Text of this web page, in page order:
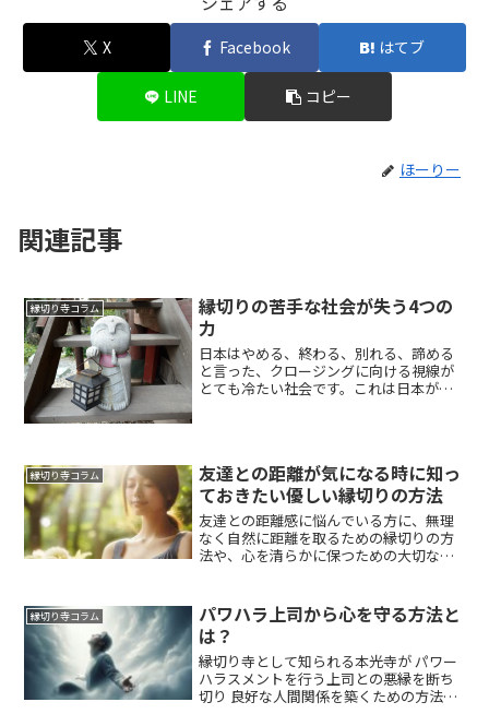
o
e
t
I
X Facebook はてブ
LINE コピー
ほーりー
関連記事
縁切り寺コラム
縁切りの苦手な社会が失う4つの
力
日本はやめる、終わる、別れる、諦める
と言った、クロージングに向ける視線が
とても冷たい社会です。これは日本が世
縁切り寺コラム
友達との距離が気になる時に知っ
ておきたい優しい縁切りの方法
友達との距離感に悩んでいる方に、無理
なく自然に距離を取るための縁切りの方
法や、心を清らかに保つための大切な考
縁切り寺コラム
パワハラ上司から心を守る方法と
は？
縁切り寺として知られる本光寺が パワー
ハラスメントを行う上司との悪縁を断ち
切り 良好な人間関係を築くための方法を